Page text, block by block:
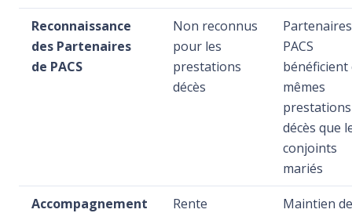
Reconnaissance
des Partenaires
de PACS
Non reconnus
pour les
prestations
décès
PACS
bénéficient
mêmes
prestations
décès que
conjoints
mariés
Accompagnement
Rente
Maintien